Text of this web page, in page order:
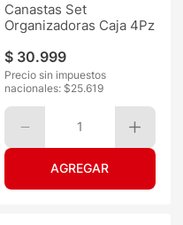
Canastas Set
Organizadoras Caja 4Pz
$ 30.999
Precio sin impuestos
nacionales: $25.619
1